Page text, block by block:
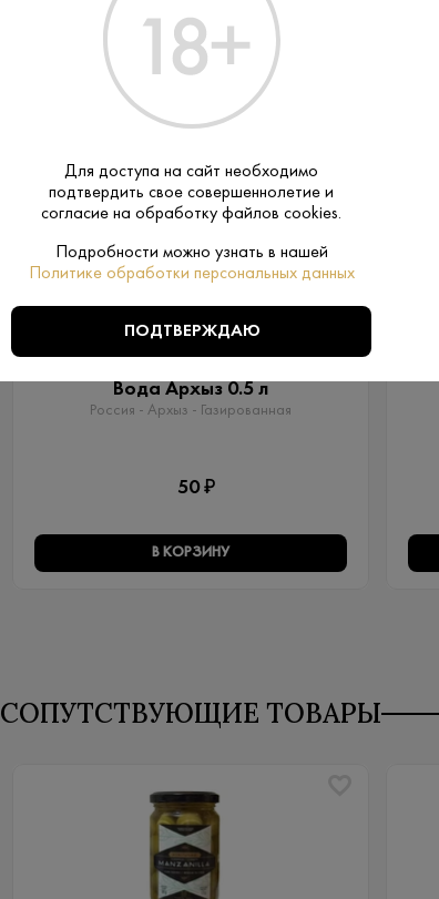
ПОХОЖИЕ
Вода Архыз 0.5 л
Россия - Архыз - Газированная
50 ₽
В КОРЗИНУ
СОПУТСТВУЮЩИЕ ТОВАРЫ
Для доступа на сайт необходимо
подтвердить свое совершеннолетие и
согласие на обработку файлов cookies.
Подробности можно узнать в нашей
Политике обработки персональных данных
ПОДТВЕРЖДАЮ